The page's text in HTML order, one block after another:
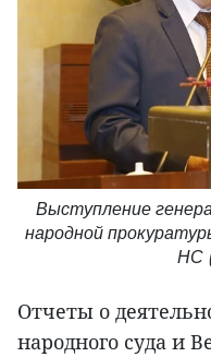
Выступление
народной
НС
Отчеты о
народного суда и